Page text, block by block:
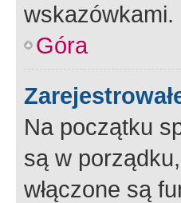
wskazówkami.
Góra
Na początku
są w
włączone są